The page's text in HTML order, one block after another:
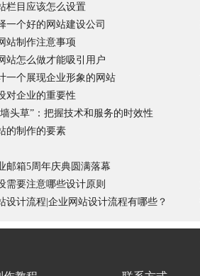
栏目应该怎么设置
一个好的网站建设公司
站制作注意事项
站怎么做才能吸引用户
一个展现企业形象的网站
对企业的重要性
头草”：把握技术和服务的时效性
的制作的要素
邮箱5周年庆典圆满落幕
需要注意哪些设计原则
设计流程|企业网站设计流程有哪些？